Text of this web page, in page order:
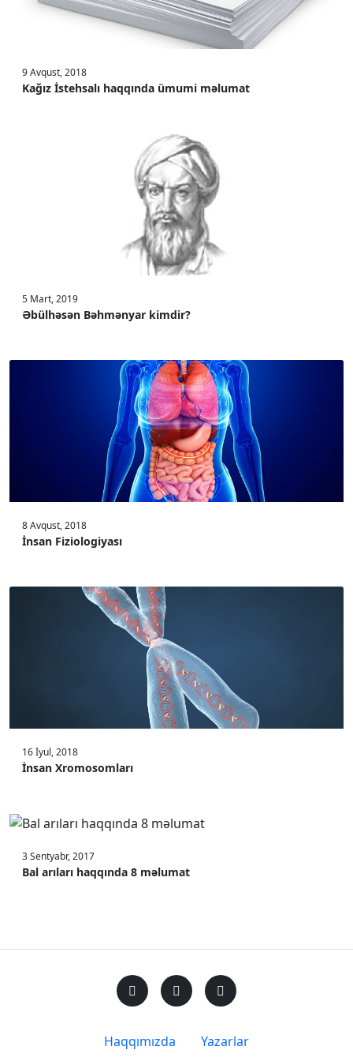
9 Avqust, 2018
Kağız İstehsalı haqqında ümumi məlumat
5 Mart, 2019
Əbülhəsən Bəhmənyar kimdir?
8 Avqust, 2018
İnsan Fiziologiyası
16 İyul, 2018
İnsan Xromosomları
3 Sentyabr, 2017
Bal arıları haqqında 8 məlumat
Haqqımızda Yazarlar